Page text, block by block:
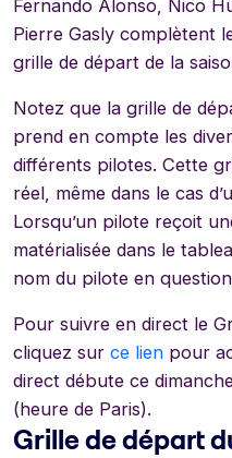
Fernando Alonso, Nico
Pierre Gasly complètent
grille de départ de la
Notez que la grille de
prend en compte les
différents pilotes. Cette
réel, même dans le cas
Lorsqu’un pilote reçoit
matérialisée dans le
nom du pilote en
Pour suivre en direct le
cliquez sur ce lien pour
direct débute ce
(heure de Paris).
Grille de départ